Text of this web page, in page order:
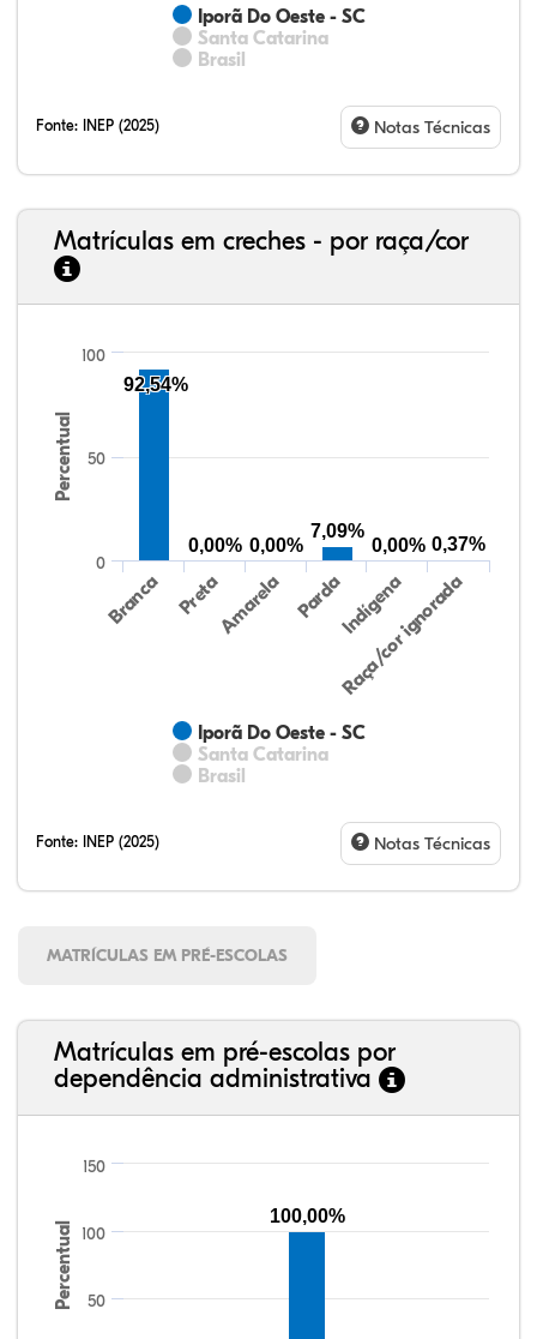
Iporã Do Oeste - SC
Santa Catarina
Brasil
Fonte: INEP (2025) Notas Técnicas
Matrículas em creches - por raça/cor
Percentual
Iporã Do Oeste - SC
Santa Catarina
Brasil
Branca PretaAmarela PardaIndígena
Raça/cor ignorada
0
50
100
92,54%
0,00% 0,00%
7,09%
0,00% 0,37%
Fonte: INEP (2025) Notas Técnicas
MATRÍCULAS EM PRÉ-ESCOLAS
Matrículas em pré-escolas por
dependência administrativa
Percentual 50
100
150
100,00%
76,13%
4,31%
0,27%
18,65%
0,43%
0,21%
33,06%
7,95%
0,46%
55,81%
1,22%
1,50%